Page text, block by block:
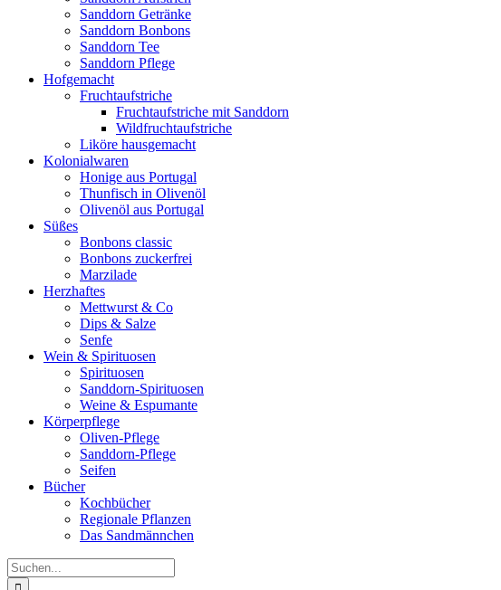
Sanddorn Getränke
Sanddorn Bonbons
Sanddorn Tee
Sanddorn Pflege
Hofgemacht
Fruchtaufstriche
Fruchtaufstriche mit Sanddorn
Wildfruchtaufstriche
Liköre hausgemacht
Kolonialwaren
Honige aus Portugal
Thunfisch in Olivenöl
Olivenöl aus Portugal
Süßes
Bonbons classic
Bonbons zuckerfrei
Marzilade
Herzhaftes
Mettwurst & Co
Dips & Salze
Senfe
Wein & Spirituosen
Spirituosen
Sanddorn-Spirituosen
Weine & Espumante
Körperpflege
Oliven-Pflege
Sanddorn-Pflege
Seifen
Bücher
Kochbücher
Regionale Pflanzen
Das Sandmännchen
Suche
nach: